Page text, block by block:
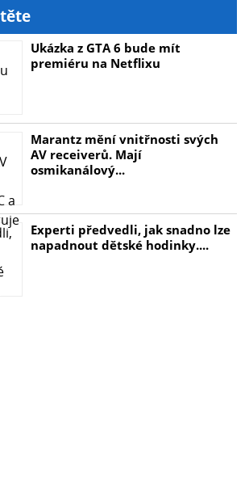
Ukázka z GTA 6 bude mít
premiéru na Netflixu
Marantz mění vnitřnosti svých
AV receiverů. Mají
osmikanálový...
Experti předvedli, jak snadno lze
napadnout dětské hodinky....